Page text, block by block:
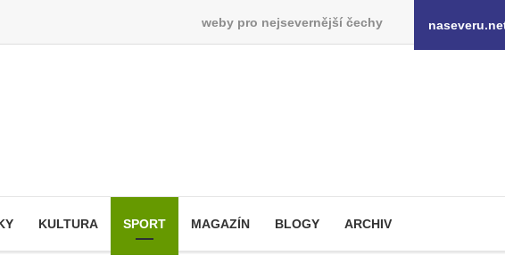
weby pro nejsevernější čechy
KULTURA SPORT MAGAZÍN BLOGY ARCHIV